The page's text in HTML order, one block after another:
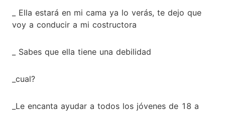
_ Ella estará en mi cama ya lo verás, te dejo que
voy a conducir a mi costructora
_ Sabes que ella tiene una debilidad
_cual?
_Le encanta ayudar a todos los jóvenes de 18 a